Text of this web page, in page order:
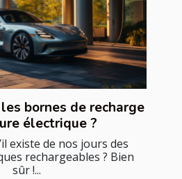
bornes de recharge
électrique ?
existe de nos jours des
rechargeables ? Bien
sûr !...